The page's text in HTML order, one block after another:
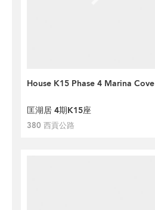
House K15 Phase 4 Marina Cove
匡湖居 4期K15座
380 西貢公路